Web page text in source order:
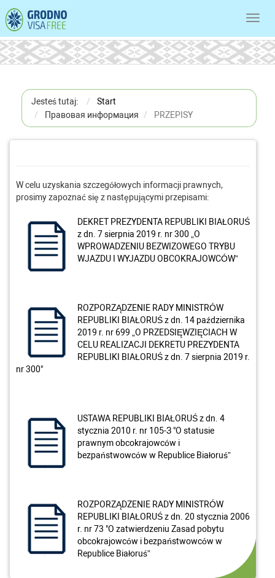
Jesteś tutaj:
Start
Правовая информация
PRZEPISY
W celu uzyskania szczegółowych informacji prawnych,
prosimy zapoznać się z następującymi przepisami:
DEKRET PREZYDENTA REPUBLIKI BIAŁORUŚ
z dn. 7 sierpnia 2019 r. nr 300 „O
WPROWADZENIU BEZWIZOWEGO TRYBU
WJAZDU I WYJAZDU OBCOKRAJOWCÓW”
ROZPORZĄDZENIE RADY MINISTRÓW
REPUBLIKI BIAŁORUŚ z dn. 14 października
2019 r. nr 699 „O PRZEDSIĘWZIĘCIACH W
CELU REALIZACJI DEKRETU PREZYDENTA
REPUBLIKI BIAŁORUŚ z dn. 7 sierpnia 2019 r.
nr 300"
USTAWA REPUBLIKI BIAŁORUŚ z dn. 4
stycznia 2010 r. nr 105-З "O statusie
prawnym obcokrajowców i
bezpaństwowców w Republice Białoruś”
ROZPORZĄDZENIE RADY MINISTRÓW
REPUBLIKI BIAŁORUŚ z dn. 20 stycznia 2006
r. nr 73 "O zatwierdzeniu Zasad pobytu
obcokrajowców i bezpaństwowców w
Republice Białoruś”